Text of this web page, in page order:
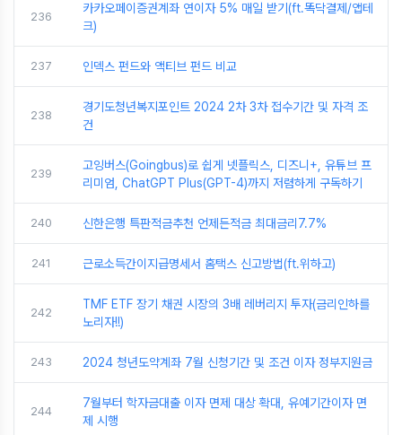
236
카카오페이증권계좌 연이자 5% 매일 받기(ft.똑닥결제/앱테
크)
237 인덱스 펀드와 액티브 펀드 비교
238
경기도청년복지포인트 2024 2차 3차 접수기간 및 자격 조
건
239
고잉버스(Goingbus)로 쉽게 넷플릭스, 디즈니+, 유튜브 프
리미엄, ChatGPT Plus(GPT-4)까지 저렴하게 구독하기
240 신한은행 특판적금추천 언제든적금 최대금리7.7%
241 근로소득간이지급명세서 홈택스 신고방법(ft.위하고)
242
TMF ETF 장기 채권 시장의 3배 레버리지 투자(금리인하를
노리자!!)
243 2024 청년도약계좌 7월 신청기간 및 조건 이자 정부지원금
244
7월부터 학자금대출 이자 면제 대상 확대, 유예기간이자 면
제 시행